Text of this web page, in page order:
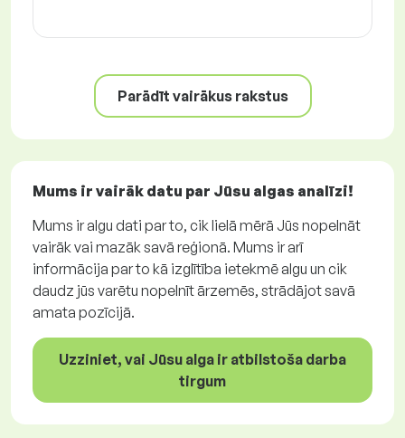
Parādīt vairākus rakstus
Mums ir vairāk datu par Jūsu algas analīzi!
Mums ir algu dati par to, cik lielā mērā Jūs nopelnāt
vairāk vai mazāk savā reģionā. Mums ir arī
informācija par to kā izglītība ietekmē algu un cik
daudz jūs varētu nopelnīt ārzemēs, strādājot savā
amata pozīcijā.
Uzziniet, vai Jūsu alga ir atbilstoša darba
tirgum